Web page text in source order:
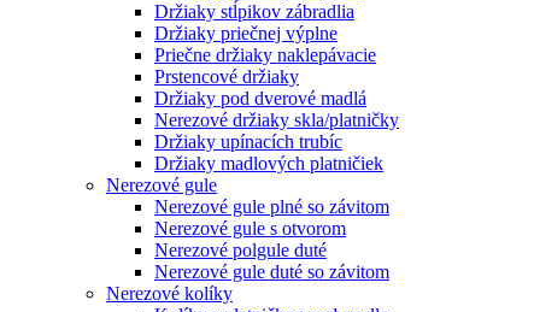
Držiaky stĺpikov zábradlia
Držiaky priečnej výplne
Priečne držiaky naklepávacie
Prstencové držiaky
Držiaky pod dverové madlá
Nerezové držiaky skla/platničky
Držiaky upínacích trubíc
Držiaky madlových platničiek
Nerezové gule
Nerezové gule plné so závitom
Nerezové gule s otvorom
Nerezové polgule duté
Nerezové gule duté so závitom
Nerezové kolíky